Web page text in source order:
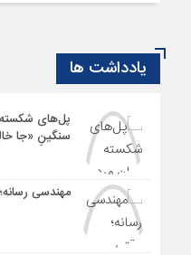
یادداشت ها
پل‌های شکسته
سنگینِ «جا
مهندسی